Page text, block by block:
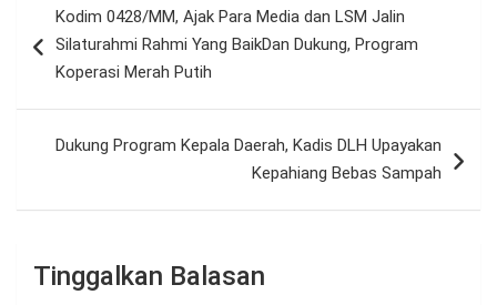
posKodim 0428/MM, Ajak Para Media dan LSM Jalin
Silaturahmi Rahmi Yang BaikDan Dukung, Program
Koperasi Merah Putih
Dukung Program Kepala Daerah, Kadis DLH Upayakan
Kepahiang Bebas Sampah
Tinggalkan Balasan